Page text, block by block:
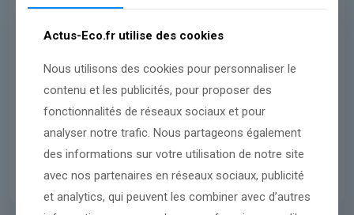
Actus-Eco.fr utilise des cookies
Nous utilisons des cookies pour personnaliser le
contenu et les publicités, pour proposer des
fonctionnalités de réseaux sociaux et pour
analyser notre trafic. Nous partageons également
des informations sur votre utilisation de notre site
avec nos partenaires en réseaux sociaux, publicité
et analytics, qui peuvent les combiner avec d’autres